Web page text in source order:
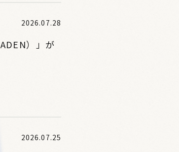
2026.07.28
）」が
2026.07.25